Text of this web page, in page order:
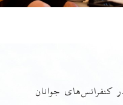
کنفرانس‌های جوانان